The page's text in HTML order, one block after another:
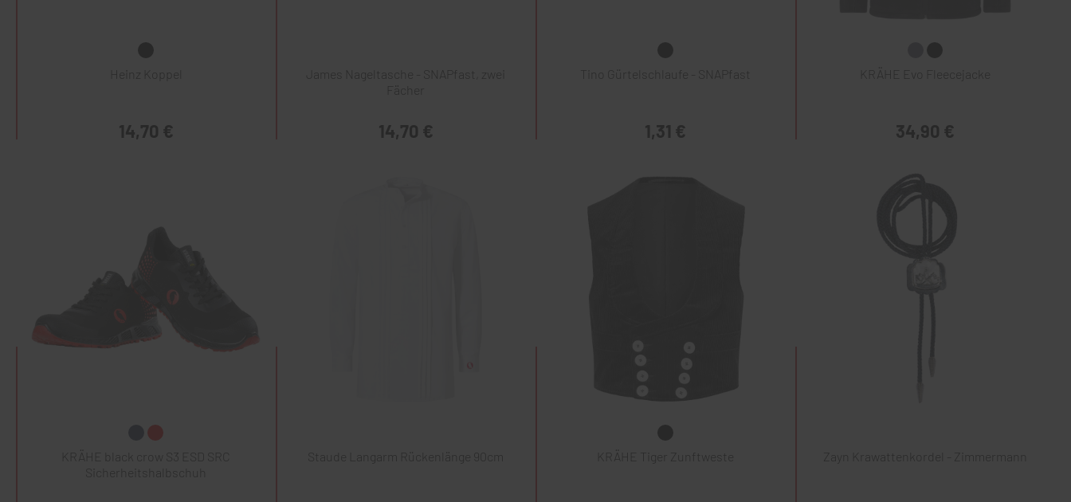
14,70 €
James Nageltasche - SNAPfast, zwei
14,70 €
Tino Gürtelschlaufe - SNAPfast
1,31 €
KRÄHE Evo Fleecejacke
34,90 €
KRÄHE black crow S3 ESD SRC
Sicherheitshalbschuh
Staude Langarm Rückenlänge 90cm KRÄHE Tiger Zunftweste Zayn Krawattenkordel - Zimmermann